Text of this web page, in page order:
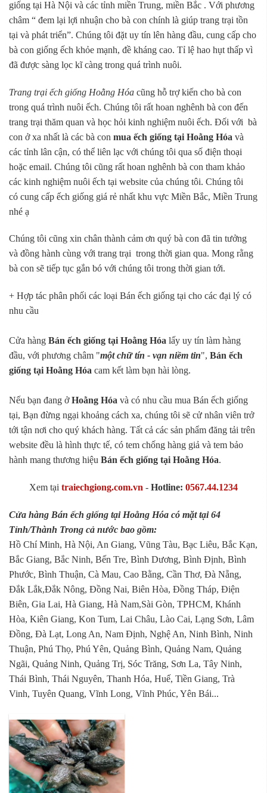
giống tại Hà Nội và các tỉnh miền Trung, miền Bắc . Với phương
châm “ đem lại lợi nhuận cho bà con chính là giúp trang trại tồn
tại và phát triển”. Chúng tôi đặt uy tín lên hàng đầu, cung cấp cho
bà con giống ếch khỏe mạnh, đề kháng cao. Tỉ lệ hao hụt thấp vì
đã được sàng lọc kĩ càng trong quá trình nuôi.
Trang trại ếch giống Hoằng Hóa cũng hỗ trợ kiến cho bà con
trong quá trình nuôi ếch. Chúng tôi rất hoan nghênh bà con đến
trang trại thăm quan và học hỏi kinh nghiệm nuôi ếch. Đối với bà
con ở xa nhất là các bà con mua ếch giống tại Hoằng Hóa và
các tỉnh lân cận, có thể liên lạc với chúng tôi qua số điện thoại
hoặc email. Chúng tôi cũng rất hoan nghênh bà con tham khảo
các kinh nghiệm nuôi ếch tại website của chúng tôi. Chúng tôi
có cung cấp ếch giống giá rẻ nhất khu vực Miền Bắc, Miền Trung
nhé ạ
Chúng tôi cũng xin chân thành cảm ơn quý bà con đã tin tưởng
và đồng hành cùng với trang trại trong thời gian qua. Mong rằng
bà con sẽ tiếp tục gắn bó với chúng tôi trong thời gian tới.
+ Hợp tác phân phối các loại Bán ếch giống tại cho các đại lý có
nhu cầu
Cửa hàng Bán ếch giống tại Hoằng Hóa lấy uy tín làm hàng
đầu, với phương châm "một chữ tín - vạn niềm tin", Bán ếch
giống tại Hoằng Hóa cam kết làm bạn hài lòng.
Nếu bạn đang ởHoằng Hóa và có nhu cầu mua Bán ếch giống
tại, Bạn đừng ngại khoảng cách xa, chúng tôi sẽ cử nhân viên trở
tới tận nơi cho quý khách hàng. Tất cả các sản phẩm đăng tải trên
website đều là hình thực tế, có tem chống hàng giả và tem bảo
hành mang thương hiệu Bán ếch giống tại Hoằng Hóa.
Xem tại traiechgiong.com.vn - Hotline: 0567.44.1234
Cửa hàng Bán ếch giống tại Hoằng Hóa có mặt tại 64
Tỉnh/Thành Trong cả nước bao gồm:
Hồ Chí Minh, Hà Nội, An Giang, Vũng Tàu, Bạc Liêu, Bắc Kạn,
Bắc Giang, Bắc Ninh, Bến Tre, Bình Dương, Bình Định, Bình
Phước, Bình Thuận, Cà Mau, Cao Bằng, Cần Thơ, Đà Nẵng,
Đắk Lắk,Đắk Nông, Đồng Nai, Biên Hòa, Đồng Tháp, Điện
Biên, Gia Lai, Hà Giang, Hà Nam,Sài Gòn, TPHCM, Khánh
Hòa, Kiên Giang, Kon Tum, Lai Châu, Lào Cai, Lạng Sơn, Lâm
Đồng, Đà Lạt, Long An, Nam Định, Nghệ An, Ninh Bình, Ninh
Thuận, Phú Thọ, Phú Yên, Quảng Bình, Quảng Nam, Quảng
Ngãi, Quảng Ninh, Quảng Trị, Sóc Trăng, Sơn La, Tây Ninh,
Thái Bình, Thái Nguyên, Thanh Hóa, Huế, Tiền Giang, Trà
Vinh, Tuyên Quang, Vĩnh Long, Vĩnh Phúc, Yên Bái...